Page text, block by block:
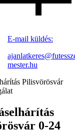
E-mail küldés:
mester.hu
Pilisvörösvár
0-24